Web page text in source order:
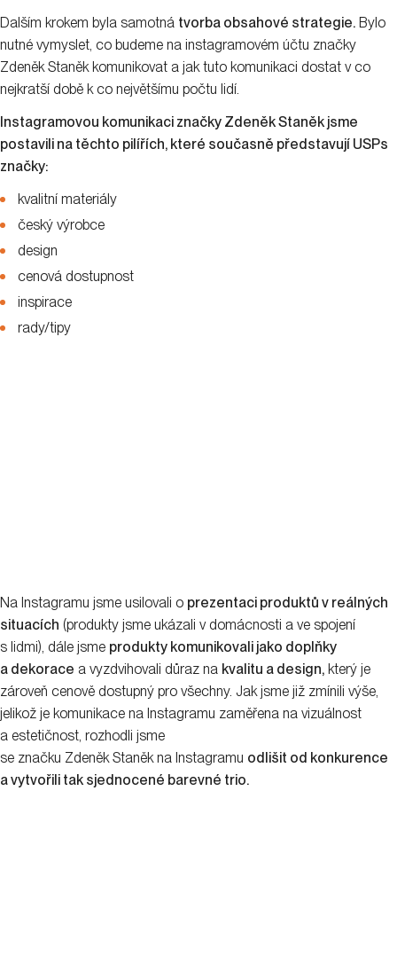
Dalším krokem byla samotná tvorba obsahové strategie. Bylo
nutné vymyslet, co budeme na instagramovém účtu značky
Zdeněk Staněk komunikovat a jak tuto komunikaci dostat v co
nejkratší době k co největšímu počtu lidí.
Instagramovou komunikaci značky Zdeněk Staněk jsme
postavili na těchto pilířích, které současně představují USPs
značky:
kvalitní materiály
český výrobce
design
cenová dostupnost
inspirace
rady/tipy
Na Instagramu jsme usilovali o prezentaci produktů v reálných
situacích (produkty jsme ukázali v domácnosti a ve spojení
s lidmi), dále jsme produkty komunikovali jako doplňky
a dekorace a vyzdvihovali důraz na kvalitu a design, který je
zároveň cenově dostupný pro všechny. Jak jsme již zmínili výše,
jelikož je komunikace na Instagramu zaměřena na vizuálnost
a estetičnost, rozhodli jsme
se značku Zdeněk Staněk na Instagramu odlišit od konkurence
a vytvořili tak sjednocené barevné trio.